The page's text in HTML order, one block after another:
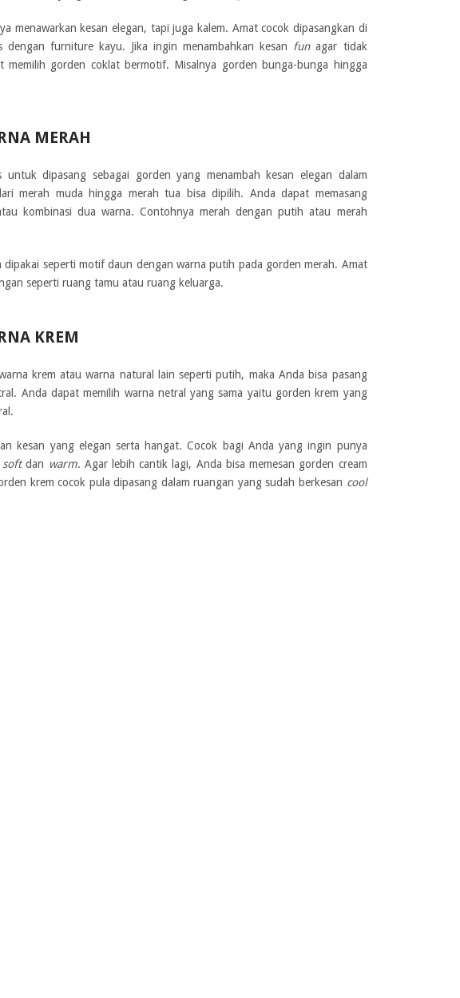
menawarkan kesan elegan, tapi juga kalem. Amat cocok dipasangkan di
dengan furniture kayu. Jika ingin menambahkan kesan
funagar tidak
memilih gorden coklat bermotif. Misalnya gorden bunga-bunga hingga
MERAH
untuk dipasang sebagai gorden yang menambah kesan elegan dalam
merah muda hingga merah tua bisa dipilih. Anda dapat memasang
kombinasi dua warna. Contohnya merah dengan putih atau merah
dipakai seperti motif daun dengan warna putih pada gorden merah. Amat
seperti ruang tamu atau ruang keluarga.
KREM
krem atau warna natural lain seperti putih, maka Anda bisa pasang
Anda dapat memilih warna netral yang sama yaitu gorden krem yang
kesan yang elegan serta hangat. Cocok bagi Anda yang ingin punya
softdan warm. Agar lebih cantik lagi, Anda bisa memesan gorden cream
krem cocok pula dipasang dalam ruangan yang sudah berkesan cool